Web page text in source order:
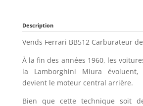
Description
Vends Ferrari BB512 Carburateur
À la fin des années 1960, les
la Lamborghini Miura
devient le moteur central arrière.
Bien que cette technique soit